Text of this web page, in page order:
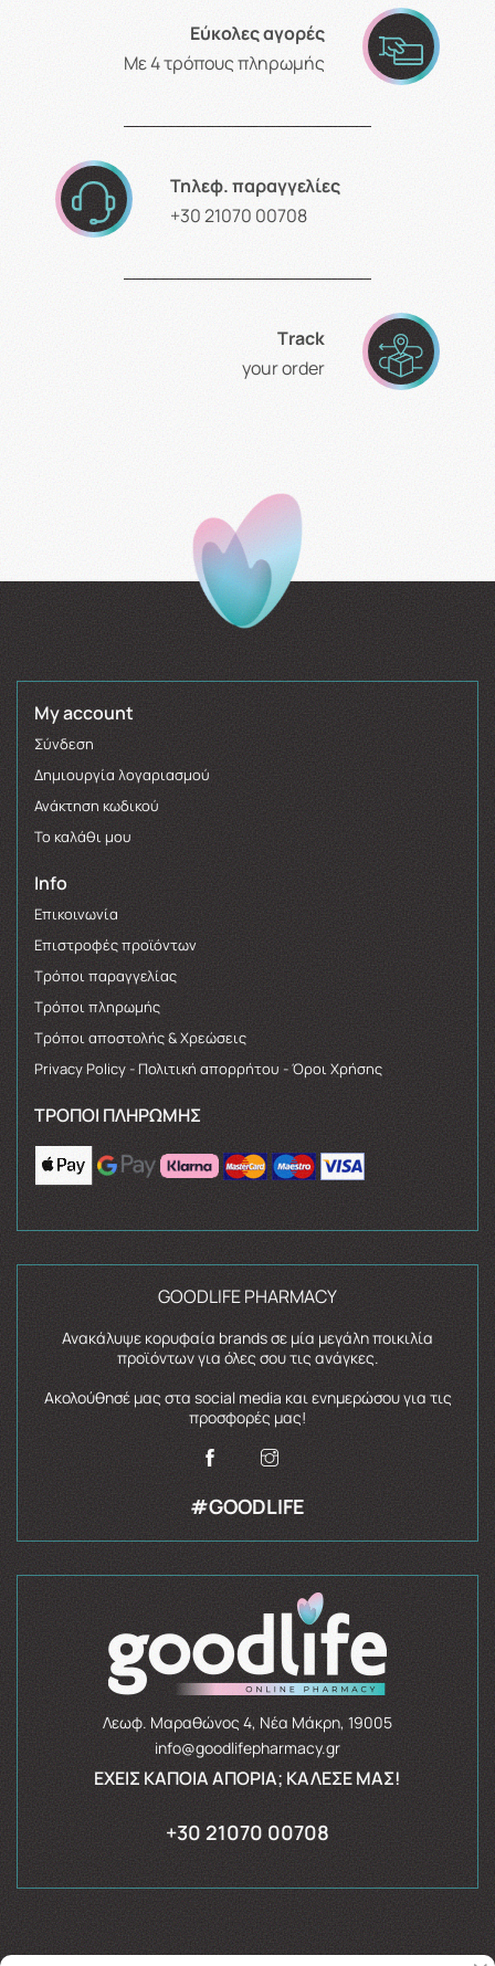
Εύκολες αγορές
Με 4 τρόπους πληρωμής
Τηλεφ. παραγγελίες
+30 21070 00708
Τrack
your order
My account
Σύνδεση
Δημιουργία λογαριασμού
Ανάκτηση κωδικού
Το καλάθι μου
Info
Επικοινωνία
Επιστροφές προϊόντων
Τρόποι παραγγελίας
Τρόποι πληρωμής
Τρόποι αποστολής & Χρεώσεις
Privacy Policy - Πολιτική απορρήτου - Όροι Χρήσης
ΤΡΌΠΟΙ ΠΛΗΡΩΜΉΣ
GOODLIFE PHARMACY
Ανακάλυψε κορυφαία brands σε μία μεγάλη ποικιλία
προϊόντων για όλες σου τις ανάγκες.
Ακολούθησέ μας στα social media και ενημερώσου για τις
προσφορές μας!
#GOODLIFE
Λεωφ. Μαραθώνος 4, Νέα Μάκρη, 19005
info@goodlifepharmacy.gr
ΈΧΕΙΣ ΚΆΠΟΙΑ ΑΠΟΡΊΑ; ΚΆΛΕΣΈ ΜΑΣ!
+30 21070 00708